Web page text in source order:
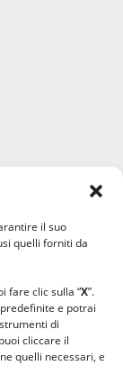
il suo
quelli forniti da
fare clic sulla “X”.
e potrai
di
cliccare il
quelli necessari, e